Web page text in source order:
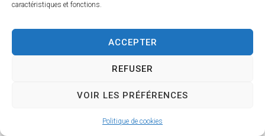
caractéristiques et fonctions.
ACCEPTER
REFUSER
VOIR LES PRÉFÉRENCES
Politique de cookies